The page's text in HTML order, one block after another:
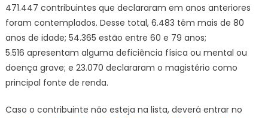
471.447 contribuintes que declararam em anos anteriores
foram contemplados. Desse total, 6.483 têm mais de 80
anos de idade; 54.365 estão entre 60 e 79 anos;
5.516 apresentam alguma deficiência física ou mental ou
doença grave; e 23.070 declararam o magistério como
principal fonte de renda.
Caso o contribuinte não esteja na lista, deverá entrar no